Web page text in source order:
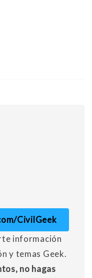
CivilGeek
información
y temas Geek.
no hagas